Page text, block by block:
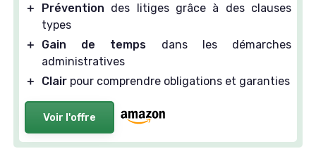
＋
Prévention des litiges grâce à des clauses
types
＋
Gain de temps dans les démarches
administratives
＋
Clair pour comprendre obligations et garanties
Voir l'offre